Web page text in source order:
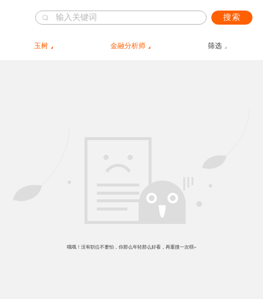
搜索
玉树 金融分析师 筛选
哦哦！没有职位不要怕，你那么年轻那么好看，再重搜一次呗~